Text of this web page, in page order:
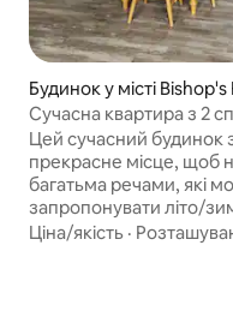
Будинок у місті Bishop's
Сучасна квартира з 2
естакади
Цей сучасний будинок
прекрасне місце, щоб
багатьма речами, які
запропонувати літо/
знаходимося всього в
Ціна/якість ·